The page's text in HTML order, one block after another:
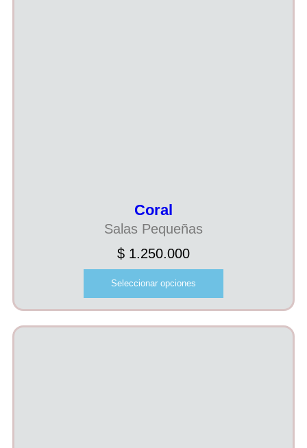
Coral
Salas Pequeñas
$ 1.250.000
Seleccionar opciones